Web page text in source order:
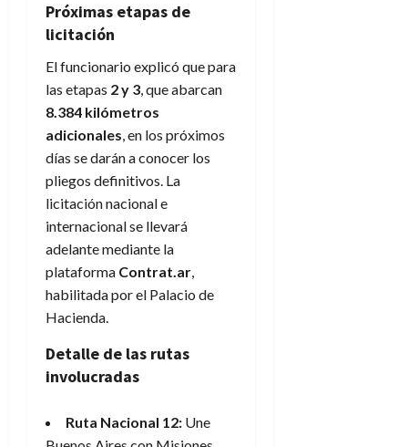
Próximas etapas de
licitación
El funcionario explicó que para
las etapas 2 y 3, que abarcan
8.384 kilómetros
adicionales, en los próximos
días se darán a conocer los
pliegos definitivos. La
licitación nacional e
internacional se llevará
adelante mediante la
plataforma Contrat.ar,
habilitada por el Palacio de
Hacienda.
Detalle de las rutas
involucradas
Ruta Nacional 12: Une